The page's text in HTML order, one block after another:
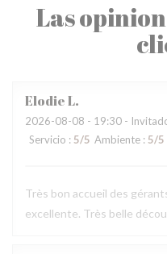
Las
ElodieL
2026-08-08 - 19:30 -
Servicio : 5/5 Ambiente : 5/5
Très bon accueil des
excellente. Très belle